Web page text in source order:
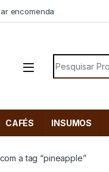
encomenda
Search for:
CAFÉS INSUMOS
a tag “pineapple”